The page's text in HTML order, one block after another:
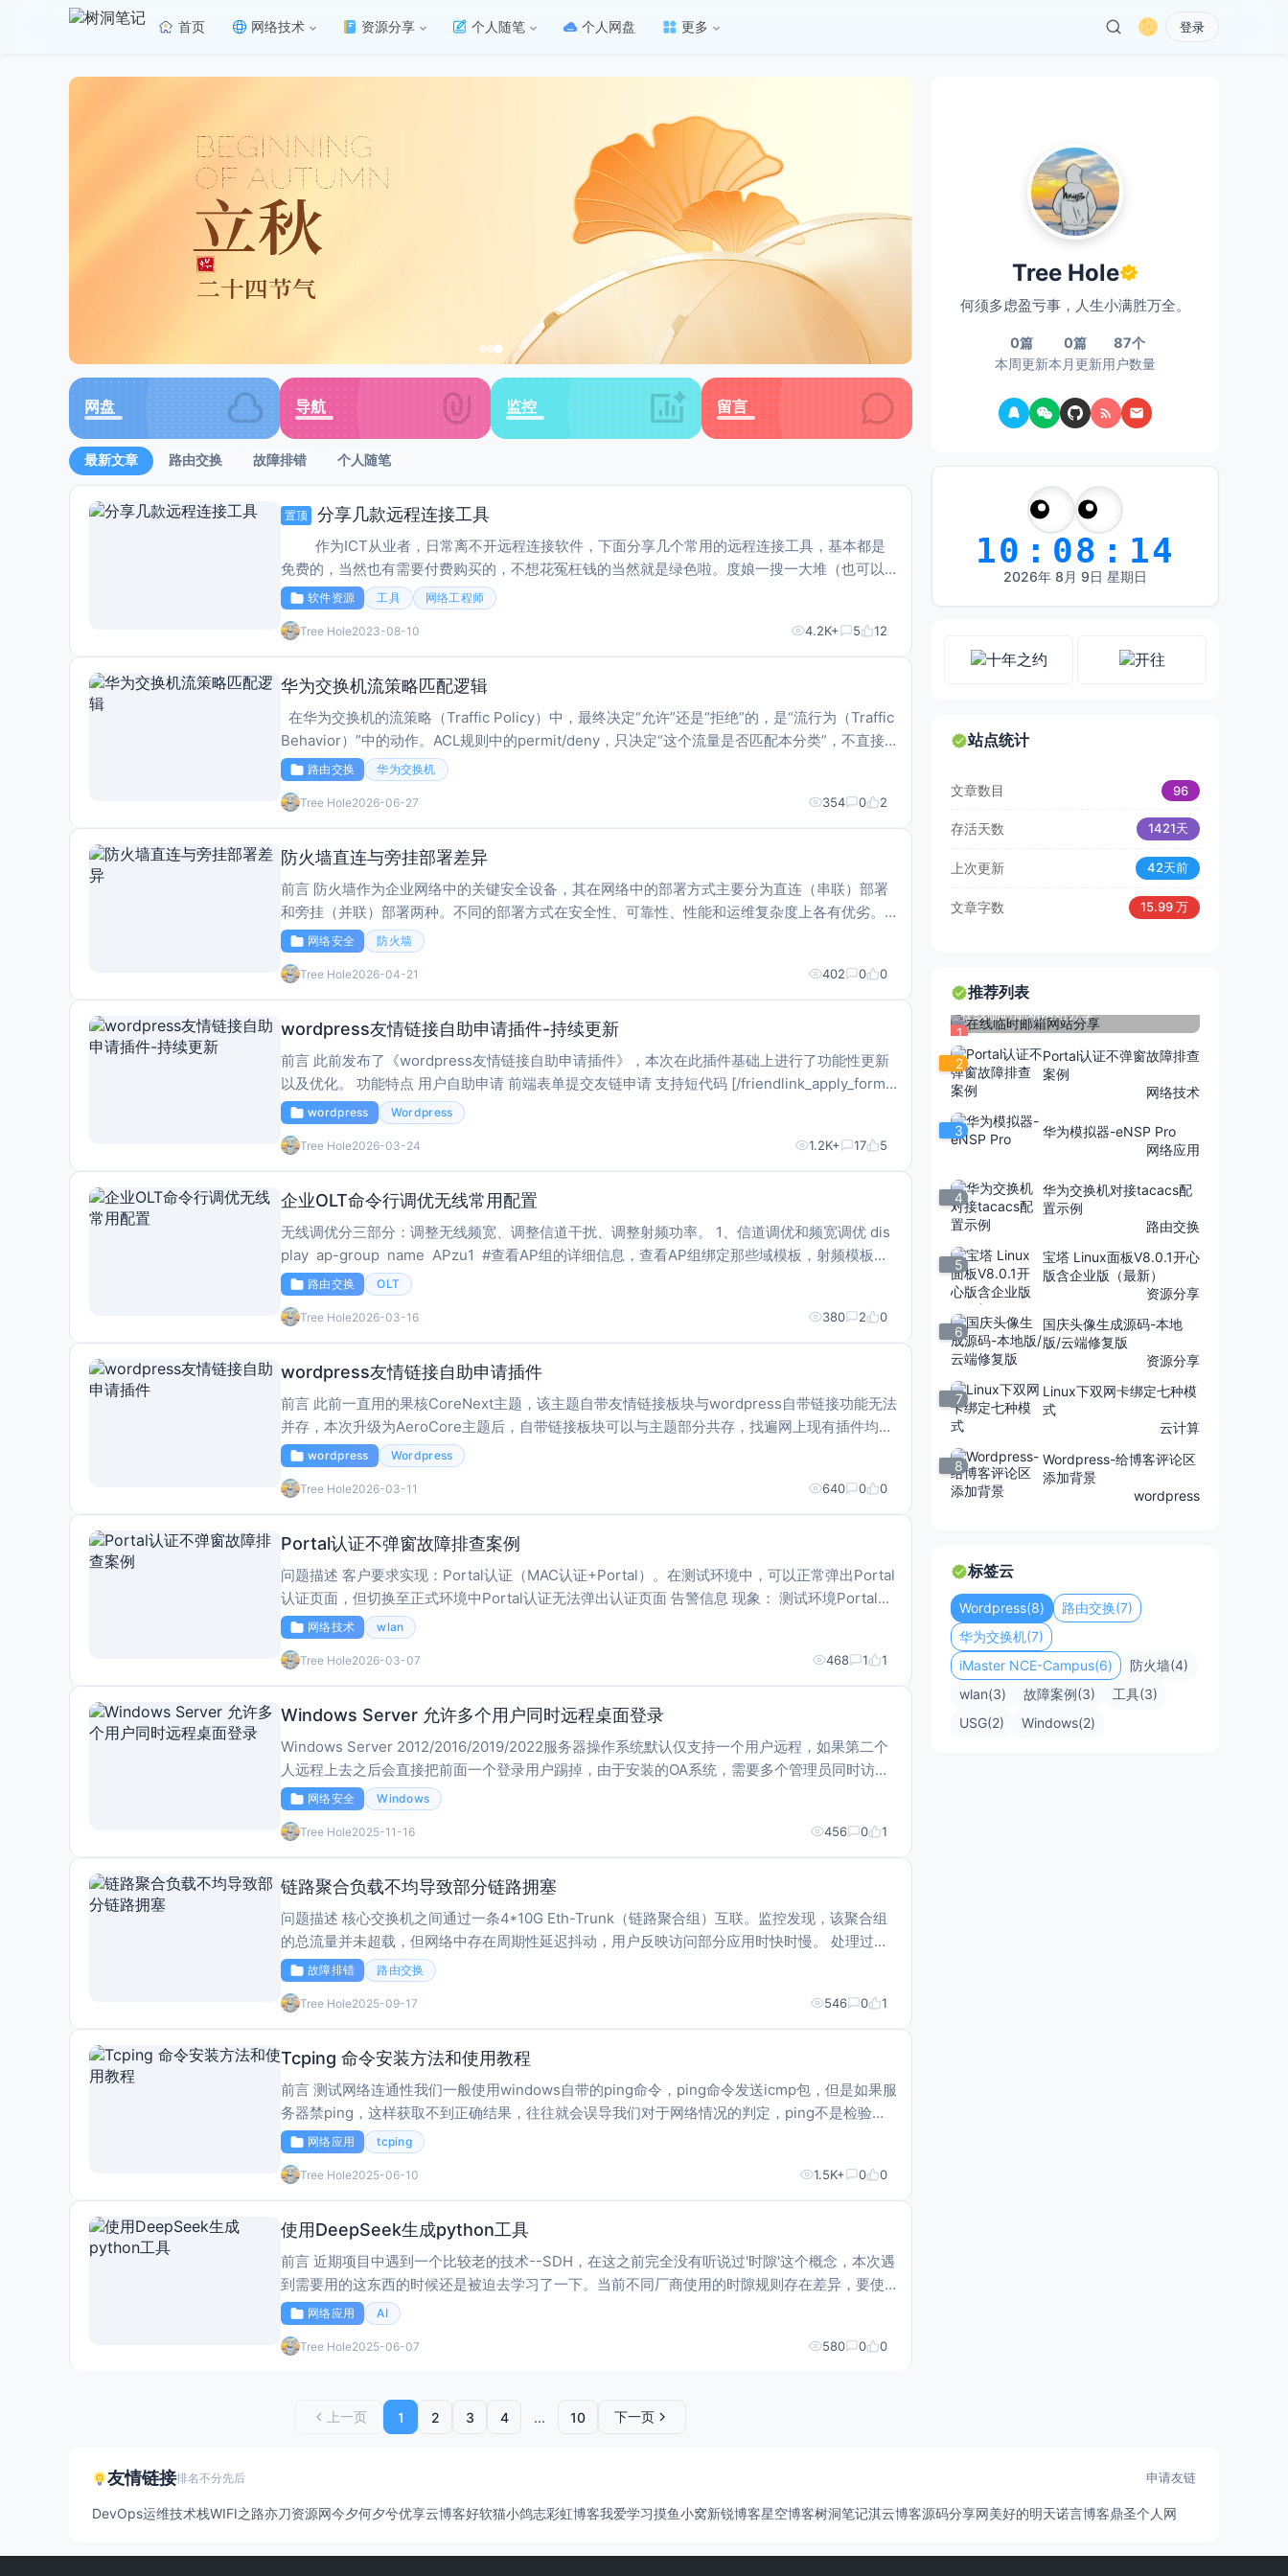
首页 网络技术 资源分享 个人随笔 个人网盘 更多 登录
网盘 导航 监控 留言
最新文章 路由交换 故障排错 个人随笔
置顶 分享几款远程连接工具
作为ICT从业者，日常离不开远程连接软件，下面分享几个常用的远程连接工具，基本都是
免费的，当然也有需要付费购买的，不想花冤枉钱的当然就是绿色啦。度娘一搜一大堆（也可以
找作者要），当然有能力的还是建议选择正版软件。话不多说看下文。 1、Xshell Xshell
软件资源 工具 网络工程师
Tree Hole2023-08-10 4.2K+ 5 12
华为交换机流策略匹配逻辑
在华为交换机的流策略（Traffic Policy）中，最终决定“允许”还是“拒绝”的，是“流行为（Traffic
Behavior）”中的动作。ACL规则中的permit/deny，只决定“这个流量是否匹配本分类”，不直接
决定最终是否转发。 不同场景匹配结果
路由交换 华为交换机
Tree Hole2026-06-27 354 0 2
防火墙直连与旁挂部署差异
前言 防火墙作为企业网络中的关键安全设备，其在网络中的部署方式主要分为直连（串联）部署
和旁挂（并联）部署两种。不同的部署方式在安全性、可靠性、性能和运维复杂度上各有优劣。
防火墙直连（串联）部署 定义：防火墙直接串联在网络的关键路径上，所有进出网络的流量必须
经过防火墙的检测和处理。 优点：
网络安全 防火墙
Tree Hole2026-04-21 402 0 0
wordpress友情链接自助申请插件-持续更新
前言 此前发布了《wordpress友情链接自助申请插件》，本次在此插件基础上进行了功能性更新
以及优化。 功能特点 用户自助申请 前端表单提交友链申请 支持短代码 [/friendlink_apply_form]
wordpress Wordpress
Tree Hole2026-03-24 1.2K+ 17 5
企业OLT命令行调优无线常用配置
无线调优分三部分：调整无线频宽、调整信道干扰、调整射频功率。 1、信道调优和频宽调优 dis
play ap-group name APzu1 #查看AP组的详细信息，查看AP组绑定那些域模板，射频模板、
路由交换 OLT
Tree Hole2026-03-16 380 2 0
wordpress友情链接自助申请插件
前言 此前一直用的果核CoreNext主题，该主题自带友情链接板块与wordpress自带链接功能无法
并存，本次升级为AeroCore主题后，自带链接板块可以与主题部分共存，找遍网上现有插件均不
符合预期要求，因此想着用AI写一个。 插件介绍 友链自助申请是一款专为 WordPress 网站设计
wordpress Wordpress
Tree Hole2026-03-11 640 0 0
Portal认证不弹窗故障排查案例
问题描述 客户要求实现：Portal认证（MAC认证+Portal）。在测试环境中，可以正常弹出Portal
认证页面，但切换至正式环境中Portal认证无法弹出认证页面 告警信息 现象： 测试环境Portal认
证正常，切换至正式环境后页面无
网络技术 wlan
Tree Hole2026-03-07 468 1 1
Windows Server 允许多个用户同时远程桌面登录
Windows Server 2012/2016/2019/2022服务器操作系统默认仅支持一个用户远程，如果第二个
人远程上去之后会直接把前面一个登录用户踢掉，由于安装的OA系统，需要多个管理员同时访问
和维护，下面就介绍一下Windows服务器操作系统允许同时多人连接到远程桌面。 配置方法 1、
网络安全 Windows
Tree Hole2025-11-16 456 0 1
链路聚合负载不均导致部分链路拥塞
问题描述 核心交换机之间通过一条4*10G Eth-Trunk（链路聚合组）互联。监控发现，该聚合组
的总流量并未超载，但网络中存在周期性延迟抖动，用户反映访问部分应用时快时慢。 处理过程
1.发现问题：发现4个成员链路中，有两条链路流量很高（接近10
故障排错 路由交换
Tree Hole2025-09-17 546 0 1
Tcping 命令安装方法和使用教程
前言 测试网络连通性我们一般使用windows自带的ping命令，ping命令发送icmp包，但是如果服
务器禁ping，这样获取不到正确结果，往往就会误导我们对于网络情况的判定，ping不是检验网
络连通性的唯一方法，我们可以使用tcping工具来测试。 安装方法 将tcping工具下载后解压得
网络应用 tcping
Tree Hole2025-06-10 1.5K+ 0 0
使用DeepSeek生成python工具
前言 近期项目中遇到一个比较老的技术--SDH，在这之前完全没有听说过'时隙'这个概念，本次遇
到需要用的这东西的时候还是被迫去学习了一下。当前不同厂商使用的时隙规则存在差异，要使
其能正常对接，需要对不同的时隙进行翻译，使其一一对应，手动翻译效率低，因此想到借用AI
完成。 过程 提供时隙对照表，
网络应用 AI
Tree Hole2025-06-07 580 0 0
上一页 1 2 3 4 ... 10 下一页
Tree Hole
何须多虑盈亏事，人生小满胜万全。
0篇
本周更新
0篇
本月更新
87个
用户数量
10 : 08 : 15
2026年 8 月 9日 星期日
站点统计
文章数目 96
存活天数 1421天
上次更新 42天前
文章字数 15.99 万
推荐列表
1
在线临时邮箱网站分享
2
Portal认证不弹窗故障排查
案例
网络技术
3
华为模拟器-eNSP Pro
网络应用
4
华为交换机对接tacacs配
置示例
路由交换
5
宝塔 Linux面板V8.0.1开心
版含企业版（最新）
资源分享
6
国庆头像生成源码-本地
版/云端修复版
资源分享
7
Linux下双网卡绑定七种模
式
云计算
8
Wordpress-给博客评论区
添加背景
wordpress
标签云
Wordpress(8)
路由交换(7)
华为交换机(7)
iMaster NCE-Campus(6)
防火墙(4)
wlan(3)
故障案例(3)
工具(3)
USG(2)
Windows(2)
友情链接排名不分先后 申请友链
DevOps运维技术栈WIFI之路亦刀资源网今夕何夕兮优享云博客好软猫小鸽志彩虹博客我爱学习摸鱼小窝新锐博客星空博客树洞笔记淇云博客源码分享网美好的明天诺言博客鼎圣个人网